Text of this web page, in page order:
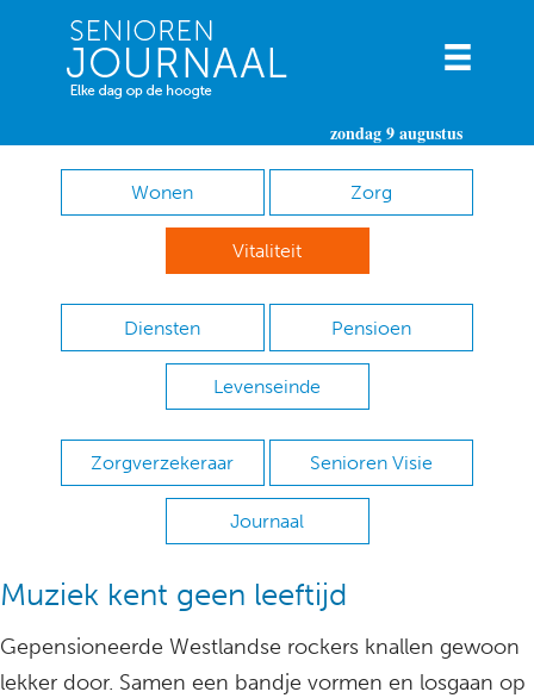
zondag 9 augustus
Wonen Zorg
Vitaliteit
Diensten Pensioen
Levenseinde
Zorgverzekeraar Senioren Visie
Journaal
Muziek kent geen leeftijd
Gepensioneerde Westlandse rockers knallen gewoon
lekker door. Samen een bandje vormen en losgaan op